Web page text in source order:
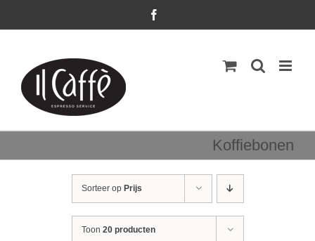
Koffiebonen
Sorteer op Prijs
Toon 20 producten